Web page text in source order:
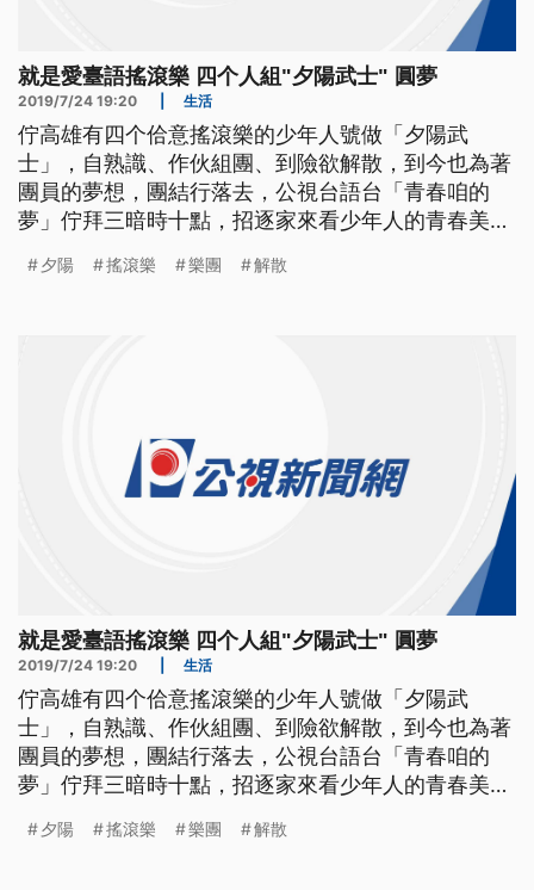
就是愛臺語搖滾樂 四个人組"夕陽武士" 圓夢
2019/7/24 19:20 生活
佇高雄有四个佮意搖滾樂的少年人號做「夕陽武
士」，自熟識、作伙組團、到險欲解散，到今也為著
團員的夢想，團結行落去，公視台語台「青春咱的
夢」佇拜三暗時十點，招逐家來看少年人的青春美
原本的樂團恰巧都面臨解散，一心想做音樂的他們不
夕陽 搖滾樂 樂團 解散
就是愛臺語搖滾樂 四个人組"夕陽武士" 圓夢
2019/7/24 19:20 生活
佇高雄有四个佮意搖滾樂的少年人號做「夕陽武
士」，自熟識、作伙組團、到險欲解散，到今也為著
團員的夢想，團結行落去，公視台語台「青春咱的
夢」佇拜三暗時十點，招逐家來看少年人的青春美
原本的樂團恰巧都面臨解散，一心想做音樂的他們不
夕陽 搖滾樂 樂團 解散